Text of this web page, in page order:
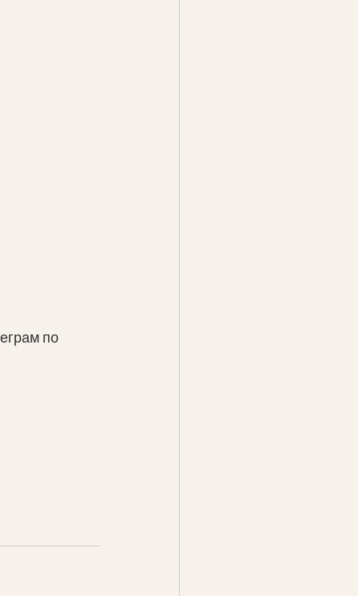
по